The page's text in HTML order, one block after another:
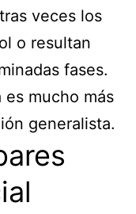
veces los
o resultan
fases.
mucho más
generalista.